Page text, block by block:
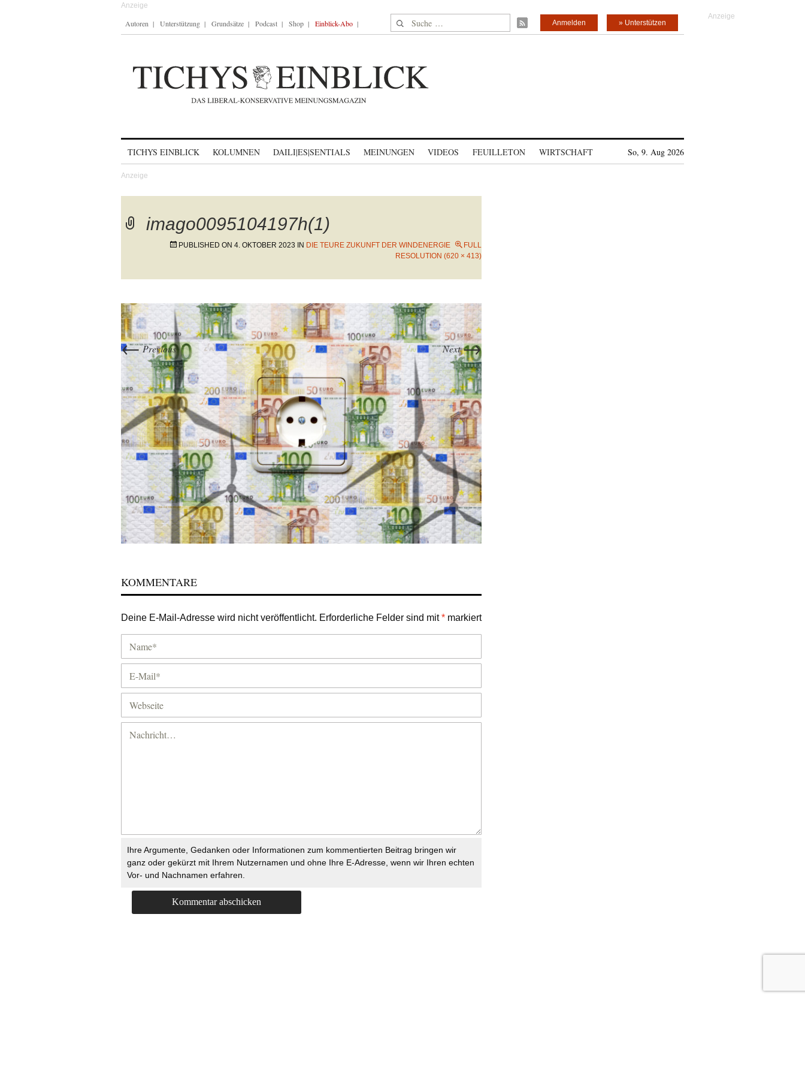
Autoren Unterstützung Grundsätze Podcast Shop Einblick-Abo Suche nach: » Unterstützen
Anmelden
TICHYS EINBLICK KOLUMNEN DAILI|ES|SENTIALS MEINUNGEN VIDEOS FEUILLETON WIRTSCHAFT So, 9. Aug 2026
imago0095104197h(1)
PUBLISHED ON 4. OKTOBER 2023 IN DIE TEURE ZUKUNFT DER WINDENERGIE
FULL
RESOLUTION (620 × 413)
←Previous Next→
KOMMENTARE
Deine E-Mail-Adresse wird nicht veröffentlicht. Erforderliche Felder sind mit* markiert
Ihre Argumente, Gedanken oder Informationen zum kommentierten Beitrag bringen wir
ganz oder gekürzt mit Ihrem Nutzernamen und ohne Ihre E-Adresse, wenn wir Ihren echten
Vor- und Nachnamen erfahren.